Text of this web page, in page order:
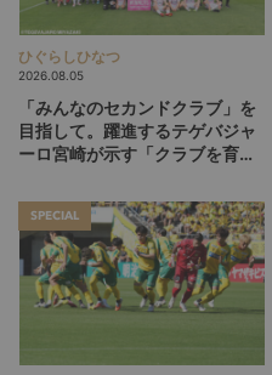
ひぐらしひなつ
2026.08.05
「みんなのセカンドクラブ」を
目指して。躍進するテゲバジャ
ーロ宮崎が示す「クラブを育て
SPECIAL